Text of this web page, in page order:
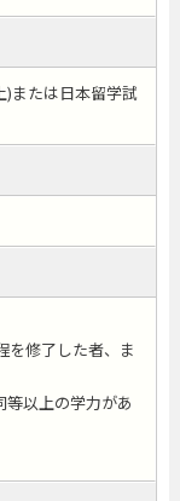
)または日本留学試
を修了した者、ま
以上の学力があ